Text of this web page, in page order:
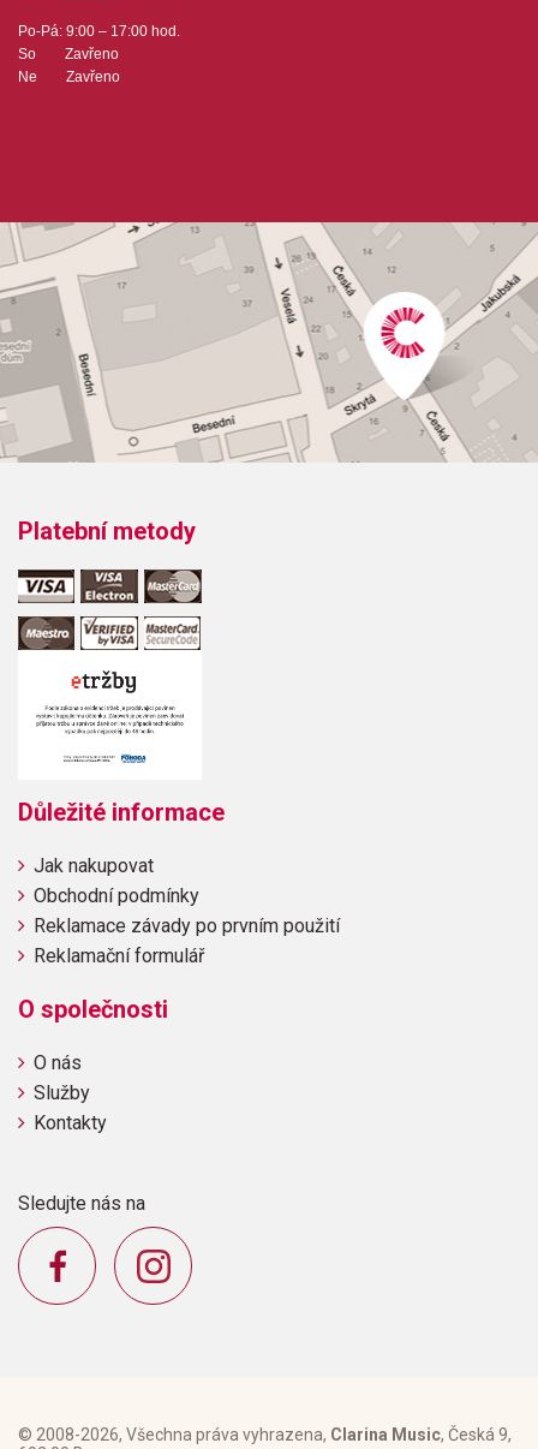
Počet skladeb: 1
Výrobce: Hal Leonard Corporation
Obsahuje:
Summer Nights
Po-Pá: 9:00 – 17:00 hod.
So Zavřeno
Ne Zavřeno
Platební metody
Důležité informace
Jak nakupovat
Obchodní podmínky
Reklamace závady po prvním použití
Reklamační formulář
O společnosti
O nás
Služby
Kontakty
Sledujte nás na
© 2008-2026, Všechna práva vyhrazena, Clarina Music, Česká 9,